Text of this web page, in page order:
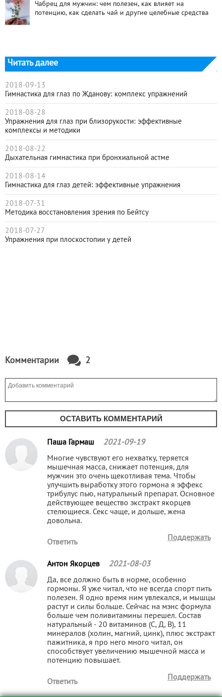
Чабрец для мужчин: чем полезен, как влияет на
потенцию, как сделать чай и другие целебные средства
Читать далее
2018-09-13
Гимнастика для глаз по Жданову: комплекс упражнений
2018-08-28
Упражнения для глаз при близорукости: эффективные
комплексы и методики
2018-08-22
Дыхательная гимнастика при бронхиальной астме
2018-08-14
Гимнастика для глаз детей: эффективные упражнения
2018-07-31
Методика восстановления зрения по Бейтсу
2018-07-27
Упражнения при плоскостопии у детей
Комментарии 2
ОСТАВИТЬ КОММЕНТАРИЙ
Паша Гармаш 2021-09-19
Многие чувствуют его нехватку, теряется
мышечная масса, снижает потенция, для
мужчин это очень щекотливая тема. Чтобы
улучшить выработку этого гормона я эффекс
трибулус пью, натуральный препарат. Основное
действующее вещество экстракт якорцев
стелющиеся. Секс чаще, и дольше, жена
довольна.
Ответить
Поддержать
Антон Якорцев 2021-08-03
Да, все должно быть в норме, особенно
гормоны. Я уже читал, что не всегда спорт пить
полезен. Я одно время ним увлекался, и мышцы
растут и силы больше. Сейчас на мэнс формула
больше чем поливитамины перешел. Состав
натуральный - 20 витаминов (С, Д, В), 11
минералов (холин, магний, цинк), плюс экстракт
пажитника, я про него много читал, он
способствует увеличению мышечной масса и
потенцию повышает.
Ответить
Поддержать